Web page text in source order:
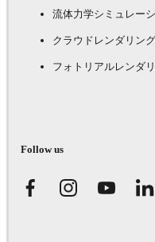
流体力学シミュレー
クラウドレンダリング
フォトリアルレンダ
Follow us